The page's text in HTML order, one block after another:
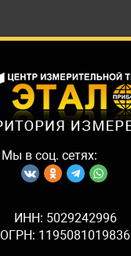
Мы в соц. сетях:
ИНН: 5029242996
ОГРН: 1195081019836